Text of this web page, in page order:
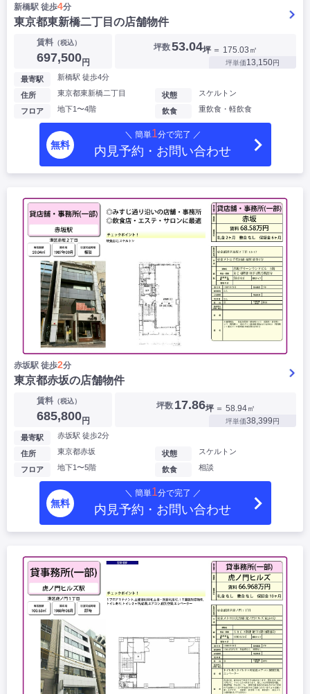
新橋駅 徒歩4分
東京都東新橋二丁目の店舗物件
賃料（税込）
697,500円
坪数53.04坪 ＝ 175.03㎡
坪単価13,150円
最寄駅 新橋駅 徒歩4分
住所 東京都東新橋二丁目
フロア 地下1〜4階
状態 スケルトン
飲食 重飲食・軽飲食
無料
＼ 簡単1分で完了 ／
内見予約・お問い合わせ
赤坂駅 徒歩2分
東京都赤坂の店舗物件
賃料（税込）
685,800円
坪数 17.86坪 ＝ 58.94㎡
坪単価38,399円
最寄駅 赤坂駅 徒歩2分
住所 東京都赤坂
フロア 地下1〜5階
状態 スケルトン
飲食 相談
無料
＼ 簡単1分で完了 ／
内見予約・お問い合わせ